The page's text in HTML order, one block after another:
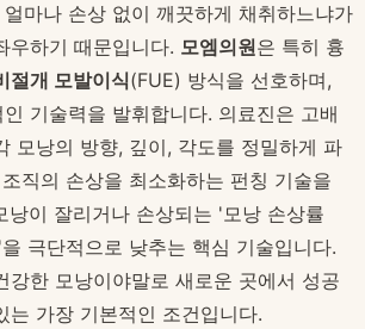
마나 손상 없이 깨끗하게 채취하느냐가
우하기 때문입니다. 모엠의원은 특히 흉
절개 모발이식(FUE) 방식을 선호하며,
기술력을 발휘합니다. 의료진은 고배
모낭의 방향, 깊이, 각도를 정밀하게 파
직의 손상을 최소화하는 펀칭 기술을
낭이 잘리거나 손상되는 '모낭 손상률
극단적으로 낮추는 핵심 기술입니다.
강한 모낭이야말로 새로운 곳에서 성공
는 가장 기본적인 조건입니다.